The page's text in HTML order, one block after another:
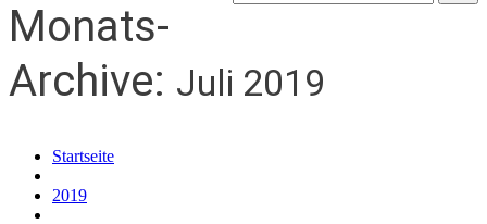
Monats-
Archive: Juli 2019
Startseite
2019